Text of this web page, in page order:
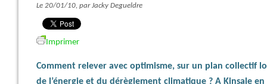
Le 20/01/10, par Jacky Degueldre
Imprimer
Comment relever avec optimisme, sur un plan collectif
de l’énergie et du dérèglement climatique ? A Kinsale